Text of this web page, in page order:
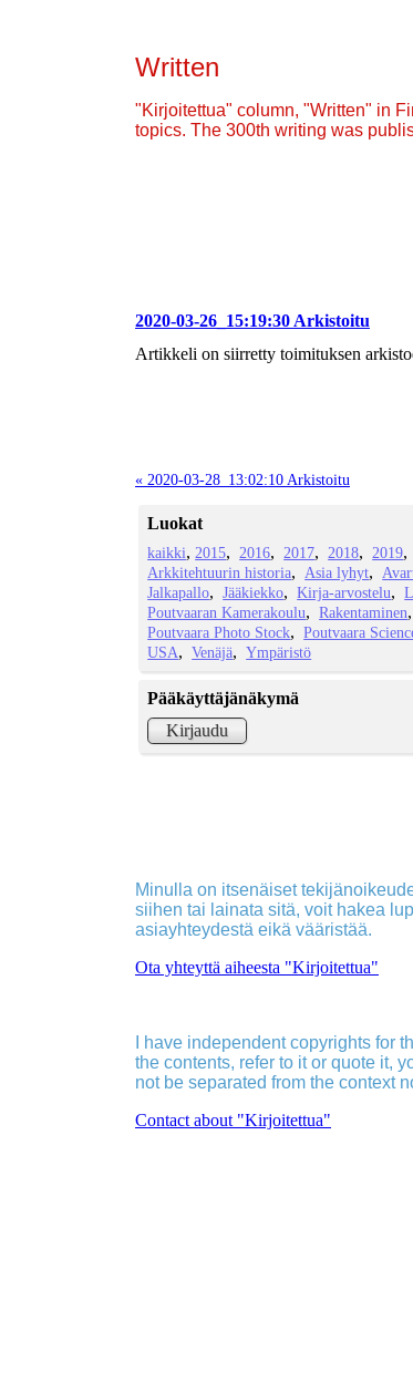
Written
"Kirjoitettua" column, "Written" in
topics. The 300th writing was
2020-03-26_15:19:30 Arkistoitu
Artikkeli on siirretty toimituksen
« 2020-03-28_13:02:10 Arkistoitu
Luokat
kaikki 2015 2016 2017 2018 2019
Arkkitehtuurin historia
Asia lyhyt
Jalkapallo
Jääkiekko Kirja-arvostelu
Poutvaaran Kamerakoulu
Rakentaminen
Poutvaara Photo Stock
Poutvaara
USA
Venäjä Ympäristö
Pääkäyttäjänäkymä
Kirjaudu
Minulla on itsenäiset
siihen tai lainata sitä, voit hakea
asiayhteydestä eikä vääristää.
Ota yhteyttä aiheesta "Kirjoitettua"
I have independent copyrights for
the contents, refer to it or quote it,
not be separated from the context
Contact about "Kirjoitettua"